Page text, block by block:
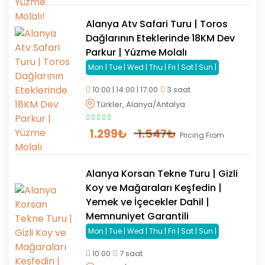
Alanya Atv Safari Turu | Toros
Dağlarının Eteklerinde 18KM Dev
Parkur | Yüzme Molalı
Mon | Tue | Wed | Thu | Fri | Sat | Sun |
10:00 | 14:00 | 17:00
3 saat
Türkler, Alanya/Antalya
1.299₺ 1.547₺ Pricing From
Alanya Korsan Tekne Turu | Gizli
Koy ve Mağaraları Keşfedin |
Yemek ve İçecekler Dahil |
Memnuniyet Garantili
Mon | Tue | Wed | Thu | Fri | Sat | Sun |
10:00
7 saat